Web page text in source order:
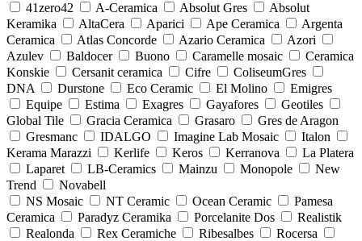
41zero42
A-Ceramica Absolut Gres
Absolut
Keramika
AltaCera Aparici Ape Ceramica
Argenta
Ceramica
Atlas Concorde Azario Ceramica
Azori
Azulev
Baldocer Buono Caramelle mosaic
Ceramica
Konskie
Cersanit ceramica Cifre
ColiseumGres
DNA
Durstone Eco Ceramic El Molino
Emigres
Equipe
Estima Exagres Gayafores
Geotiles
Global Tile
Gracia Ceramica Grasaro
Gres de Aragon
Gresmanc
IDALGO Imagine Lab Mosaic
Italon
Kerama Marazzi
Kerlife Keros Kerranova
La Platera
Laparet
LB-Ceramics Mainzu Monopole
New
Trend
Novabell
NS Mosaic
NT Ceramic Ocean Ceramic
Pamesa
Ceramica
Paradyz Сeramika Porcelanite Dos
Realistik
Realonda
Rex Ceramiche Ribesalbes
Rocersa